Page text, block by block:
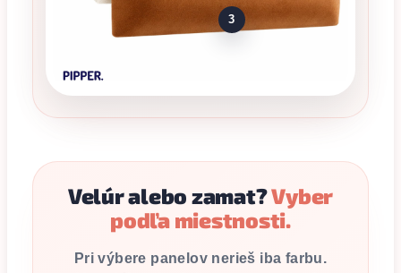
3
Velúr alebo zamat?Vyber
podľa miestnosti.
Pri výbere panelov nerieš iba farbu.